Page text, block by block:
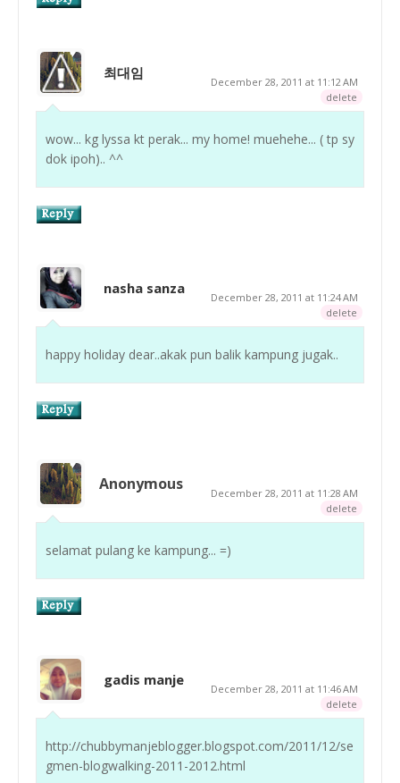
최대임
December 28, 2011 at 11:12 AM
delete
wow... kg lyssa kt perak... my home! muehehe... ( tp sy
dok ipoh).. ^^
nasha sanza
December 28, 2011 at 11:24 AM
delete
happy holiday dear..akak pun balik kampung jugak..
Anonymous
December 28, 2011 at 11:28 AM
delete
selamat pulang ke kampung... =)
gadis manje
December 28, 2011 at 11:46 AM
delete
http://chubbymanjeblogger.blogspot.com/2011/12/se
gmen-blogwalking-2011-2012.html